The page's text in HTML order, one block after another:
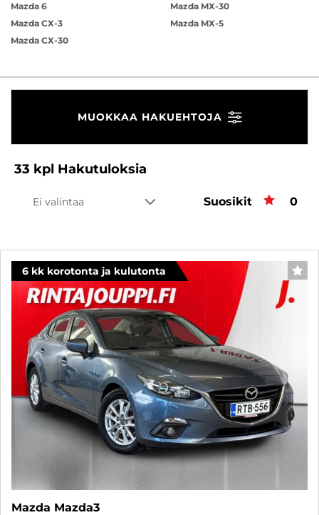
Mazda 6
Mazda CX-3
Mazda CX-30
Mazda MX-30
Mazda MX-5
MUOKKAA HAKUEHTOJA
33 kpl Hakutuloksia
Ei valintaa Suosikit 0
6 kk korotonta ja kulutonta
Mazda Mazda3